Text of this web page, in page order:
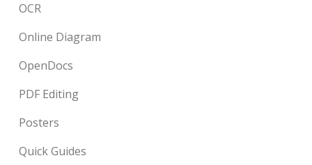
OCR
Online Diagram
OpenDocs
PDF Editing
Posters
Quick Guides